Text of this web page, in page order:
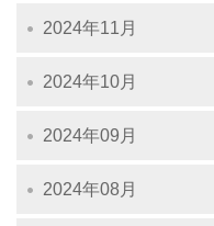
2024年11月
2024年10月
2024年09月
2024年08月